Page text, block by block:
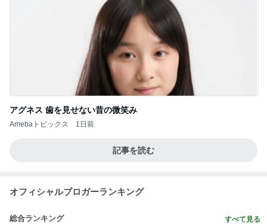
アグネス 歯を見せない昔の微笑み
Amebaトピックス 1日前
記事を読む
オフィシャルブロガーランキング
総合ランキング すべて見る